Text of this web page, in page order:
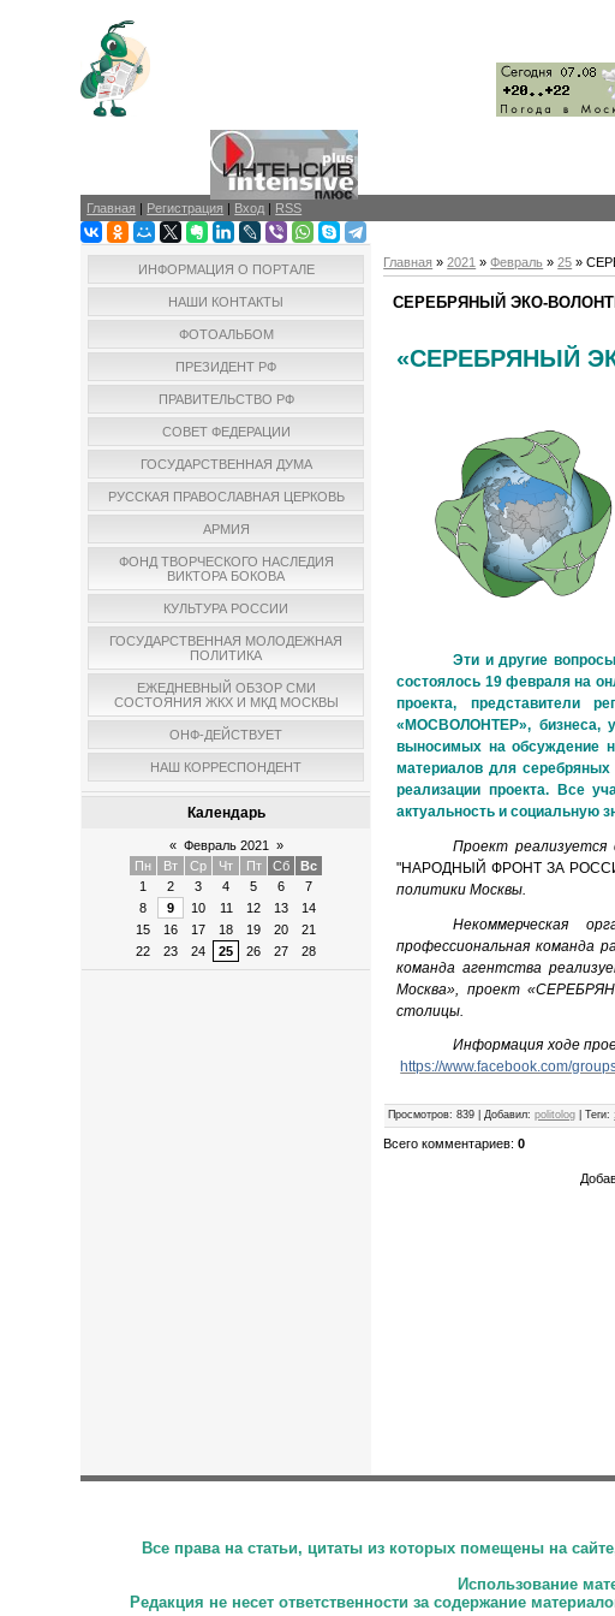
Главная | Регистрация | Вход | RSS
ИНФОРМАЦИЯ О ПОРТАЛЕ
НАШИ КОНТАКТЫ
ФОТОАЛЬБОМ
ПРЕЗИДЕНТ РФ
ПРАВИТЕЛЬСТВО РФ
СОВЕТ ФЕДЕРАЦИИ
ГОСУДАРСТВЕННАЯ ДУМА
РУССКАЯ ПРАВОСЛАВНАЯ ЦЕРКОВЬ
АРМИЯ
ФОНД ТВОРЧЕСКОГО НАСЛЕДИЯ
ВИКТОРА БОКОВА
КУЛЬТУРА РОССИИ
ГОСУДАРСТВЕННАЯ МОЛОДЕЖНАЯ
ПОЛИТИКА
ЕЖЕДНЕВНЫЙ ОБЗОР СМИ
СОСТОЯНИЯ ЖКХ И МКД МОСКВЫ
ОНФ-ДЕЙСТВУЕТ
НАШ КОРРЕСПОНДЕНТ
Календарь
« Февраль 2021
»
Пн
Вт Ср Чт Пт Сб
Вс
1
2 3 4 5 6
7
8
9 10 11 12 13
14
15
16 17 18 19 20
21
22
23 24 25 26 27 28
Главная »2021 » Февраль » 25 »
СЕРЕБРЯНЫЙ ЭКО-
«СЕРЕБРЯНЫЙ
Эти и другие
состоялось 19 февраля на
проекта, представители
«МОСВОЛОНТЕР», бизнеса,
выносимых на обсуждение
материалов для серебряных
реализации проекта. Все
актуальность и социальную
Проект реализуется
"НАРОДНЫЙ ФРОНТ ЗА
политики Москвы.
Некоммерческая
профессиональная команда
команда агентства
Москва», проект
столицы.
Информация ходе
https://www.facebook.com/
Просмотров: 839 Добавил: politolog |Теги:
Всего комментариев:0
Все права на статьи, цитаты из которых помещены на
Использование
Редакция не несет ответственности за содержание